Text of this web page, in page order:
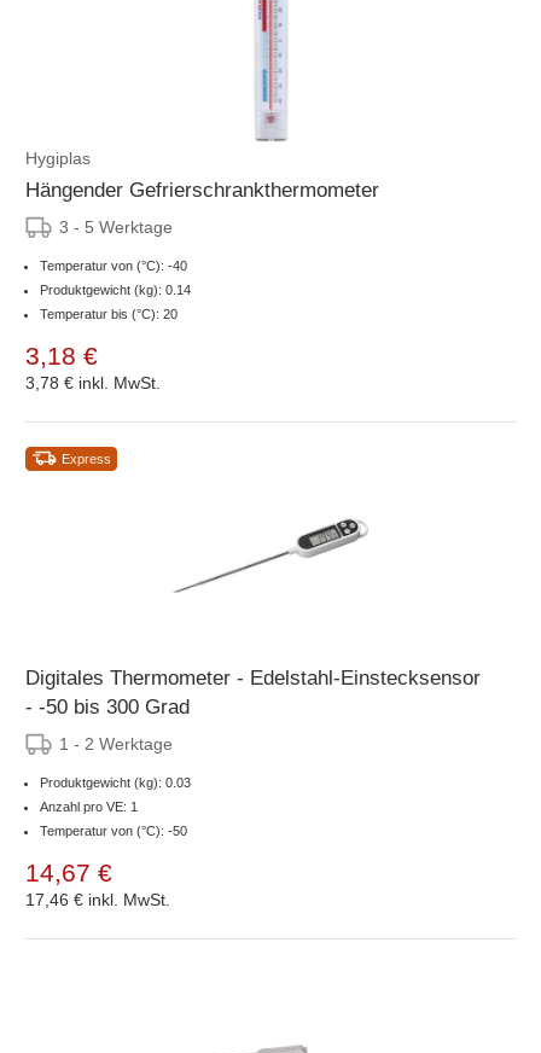
Hygiplas
Hängender Gefrierschrankthermometer
3 - 5 Werktage
Temperatur von (°C): -40
Produktgewicht (kg): 0.14
Temperatur bis (°C): 20
3,18 €
3,78 € inkl. MwSt.
Express
Digitales Thermometer - Edelstahl-Einstecksensor
- -50 bis 300 Grad
1 - 2 Werktage
Produktgewicht (kg): 0.03
Anzahl pro VE: 1
Temperatur von (°C): -50
14,67 €
17,46 € inkl. MwSt.